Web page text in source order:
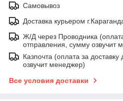
Самовывоз
Доставка курьером
Ж/Д через Проводника
отправления, сумму озвучит
Казпочта (оплата за
озвучит менеджер)
Все условия доставки